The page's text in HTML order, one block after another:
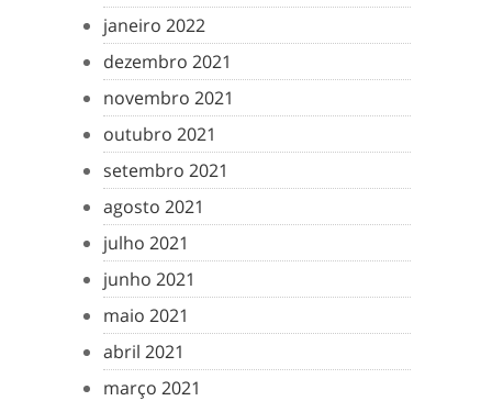
janeiro 2022
dezembro 2021
novembro 2021
outubro 2021
setembro 2021
agosto 2021
julho 2021
junho 2021
maio 2021
abril 2021
março 2021